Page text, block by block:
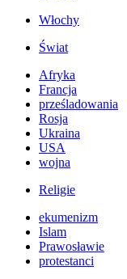
Włochy
Świat
Afryka
Francja
prześladowania
Rosja
Ukraina
USA
wojna
Religie
ekumenizm
Islam
Prawosławie
protestanci